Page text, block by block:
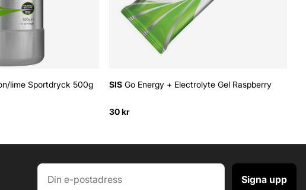
lime Sportdryck 500g SIS Go Energy + Electrolyte Gel Raspberry
30 kr
Signa upp